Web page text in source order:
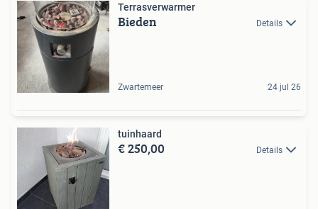
Terrasverwarmer
Bieden Details
Zwartemeer 24 jul 26
tuinhaard
€ 250,00 Details